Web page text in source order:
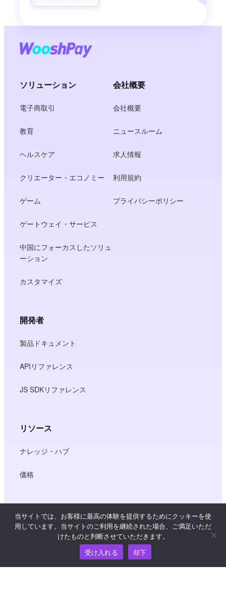
ソリューション
電子商取引
教育
ヘルスケア
クリエーター・エコノミー
ゲーム
ゲートウェイ・サービス
中国にフォーカスしたソリュ
ーション
カスタマイズ
会社概要
会社概要
ニュースルーム
求人情報
利用規約
プライバシーポリシー
開発者
製品ドキュメント
APIリファレンス
JS SDKリファレンス
リソース
ナレッジ・ハブ
価格
ヘルプおよびサポートについては、
support@wooshpay.com まで電子メールでお問い合わせ
パートナーシップに関するお問い合わせは
partner@wooshpay.com まで。
当サイトでは、お客様に最高の体験を提供するためにクッキーを使
用しています。当サイトのご利用を継続された場合、ご満足いただ
けたものと判断させていただきます。
受け入れる
却下